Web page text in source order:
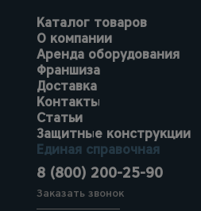
Каталог товаров
О компании
Аренда оборудования
Франшиза
Доставка
Контакты
Статьи
Защитные конструкции
Единая справочная
8 (800) 200-25-90
Заказать звонок